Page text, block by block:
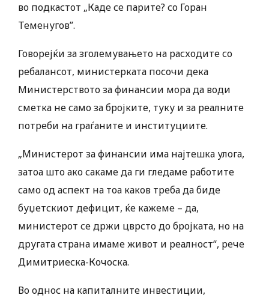
во подкастот „Каде се парите? со Горан
Теменугов”.
Говорејќи за зголемувањето на расходите со
ребалансот, министерката посочи дека
Министерството за финансии мора да води
сметка не само за бројките, туку и за реалните
потреби на граѓаните и институциите.
„Министерот за финансии има најтешка улога,
затоа што ако сакаме да ги гледаме работите
само од аспект на тоа каков треба да биде
буџетскиот дефицит, ќе кажеме – да,
министерот се држи цврсто до бројката, но на
другата страна имаме живот и реалност“, рече
Димитриеска-Кочоска.
Во однос на капиталните инвестиции,